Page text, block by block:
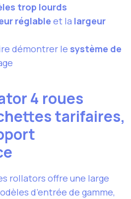
trop lourds
réglable et la largeur
démontrer le système de
4 roues
tarifaires,
rollators offre une large
d’entrée de gamme,